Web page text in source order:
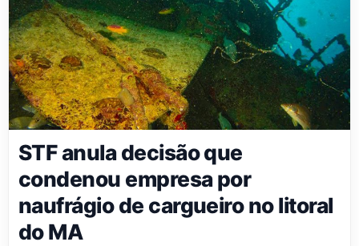
STF anula decisão que
condenou empresa por
naufrágio de cargueiro no litoral
do MA